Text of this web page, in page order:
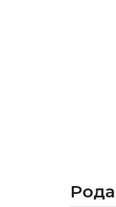
Рода